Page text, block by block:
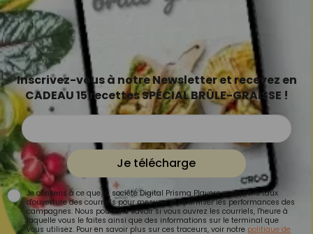
Inscrivez-vous à notre Newsletter et recevez en
CADEAU 15 recettes SPÉCIAL BRÛLE-GRAISSE !
Je télécharge
Je consens à ce que la société Digital Prisma Players analyse le taux
d'ouverture des courriels pour mesurer et optimiser les performances des
campagnes. Nous pourrons savoir si vous ouvrez les courriels, l'heure à
laquelle vous le faites ainsi que des informations sur le terminal que
vous utilisez. Pour en savoir plus sur ces traceurs, voir notre politique de